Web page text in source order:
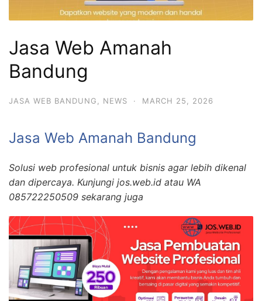
Jasa Web Amanah
Bandung
JASA WEB BANDUNG NEWS · MARCH 25, 2026
Jasa Web Amanah Bandung
Solusi web profesional untuk bisnis agar lebih dikenal
dan dipercaya. Kunjungi jos.web.id atau WA
085722250509 sekarang juga